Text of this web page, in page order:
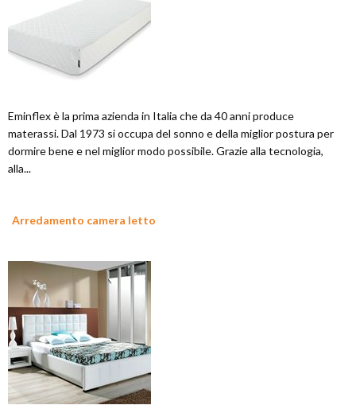
Eminflex è la prima azienda in Italia che da 40 anni produce
materassi. Dal 1973 si occupa del sonno e della miglior postura per
dormire bene e nel miglior modo possibile. Grazie alla tecnologia,
alla...
Arredamento camera letto